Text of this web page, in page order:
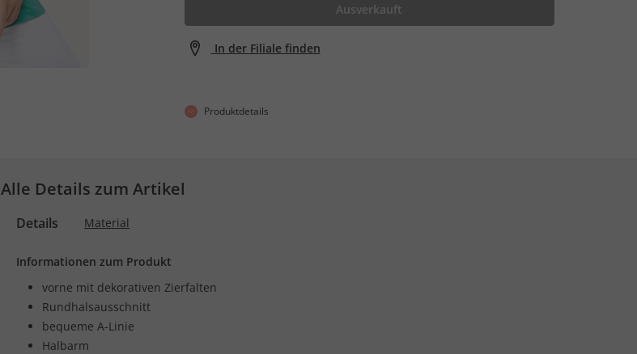
Ausverkauft
In der Filiale finden
Produktdetails
Alle Details zum Artikel
Details Material
Informationen zum Produkt
vorne mit dekorativen Zierfalten
Rundhalsausschnitt
bequeme A-Linie
Halbarm